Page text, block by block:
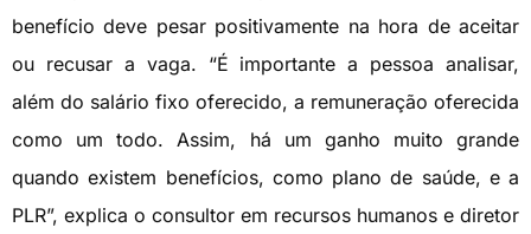
benefício deve pesar positivamente na hora de aceitar
ou recusar a vaga. “É importante a pessoa analisar,
além do salário fixo oferecido, a remuneração oferecida
como um todo. Assim, há um ganho muito grande
quando existem benefícios, como plano de saúde, e a
PLR”, explica o consultor em recursos humanos e diretor